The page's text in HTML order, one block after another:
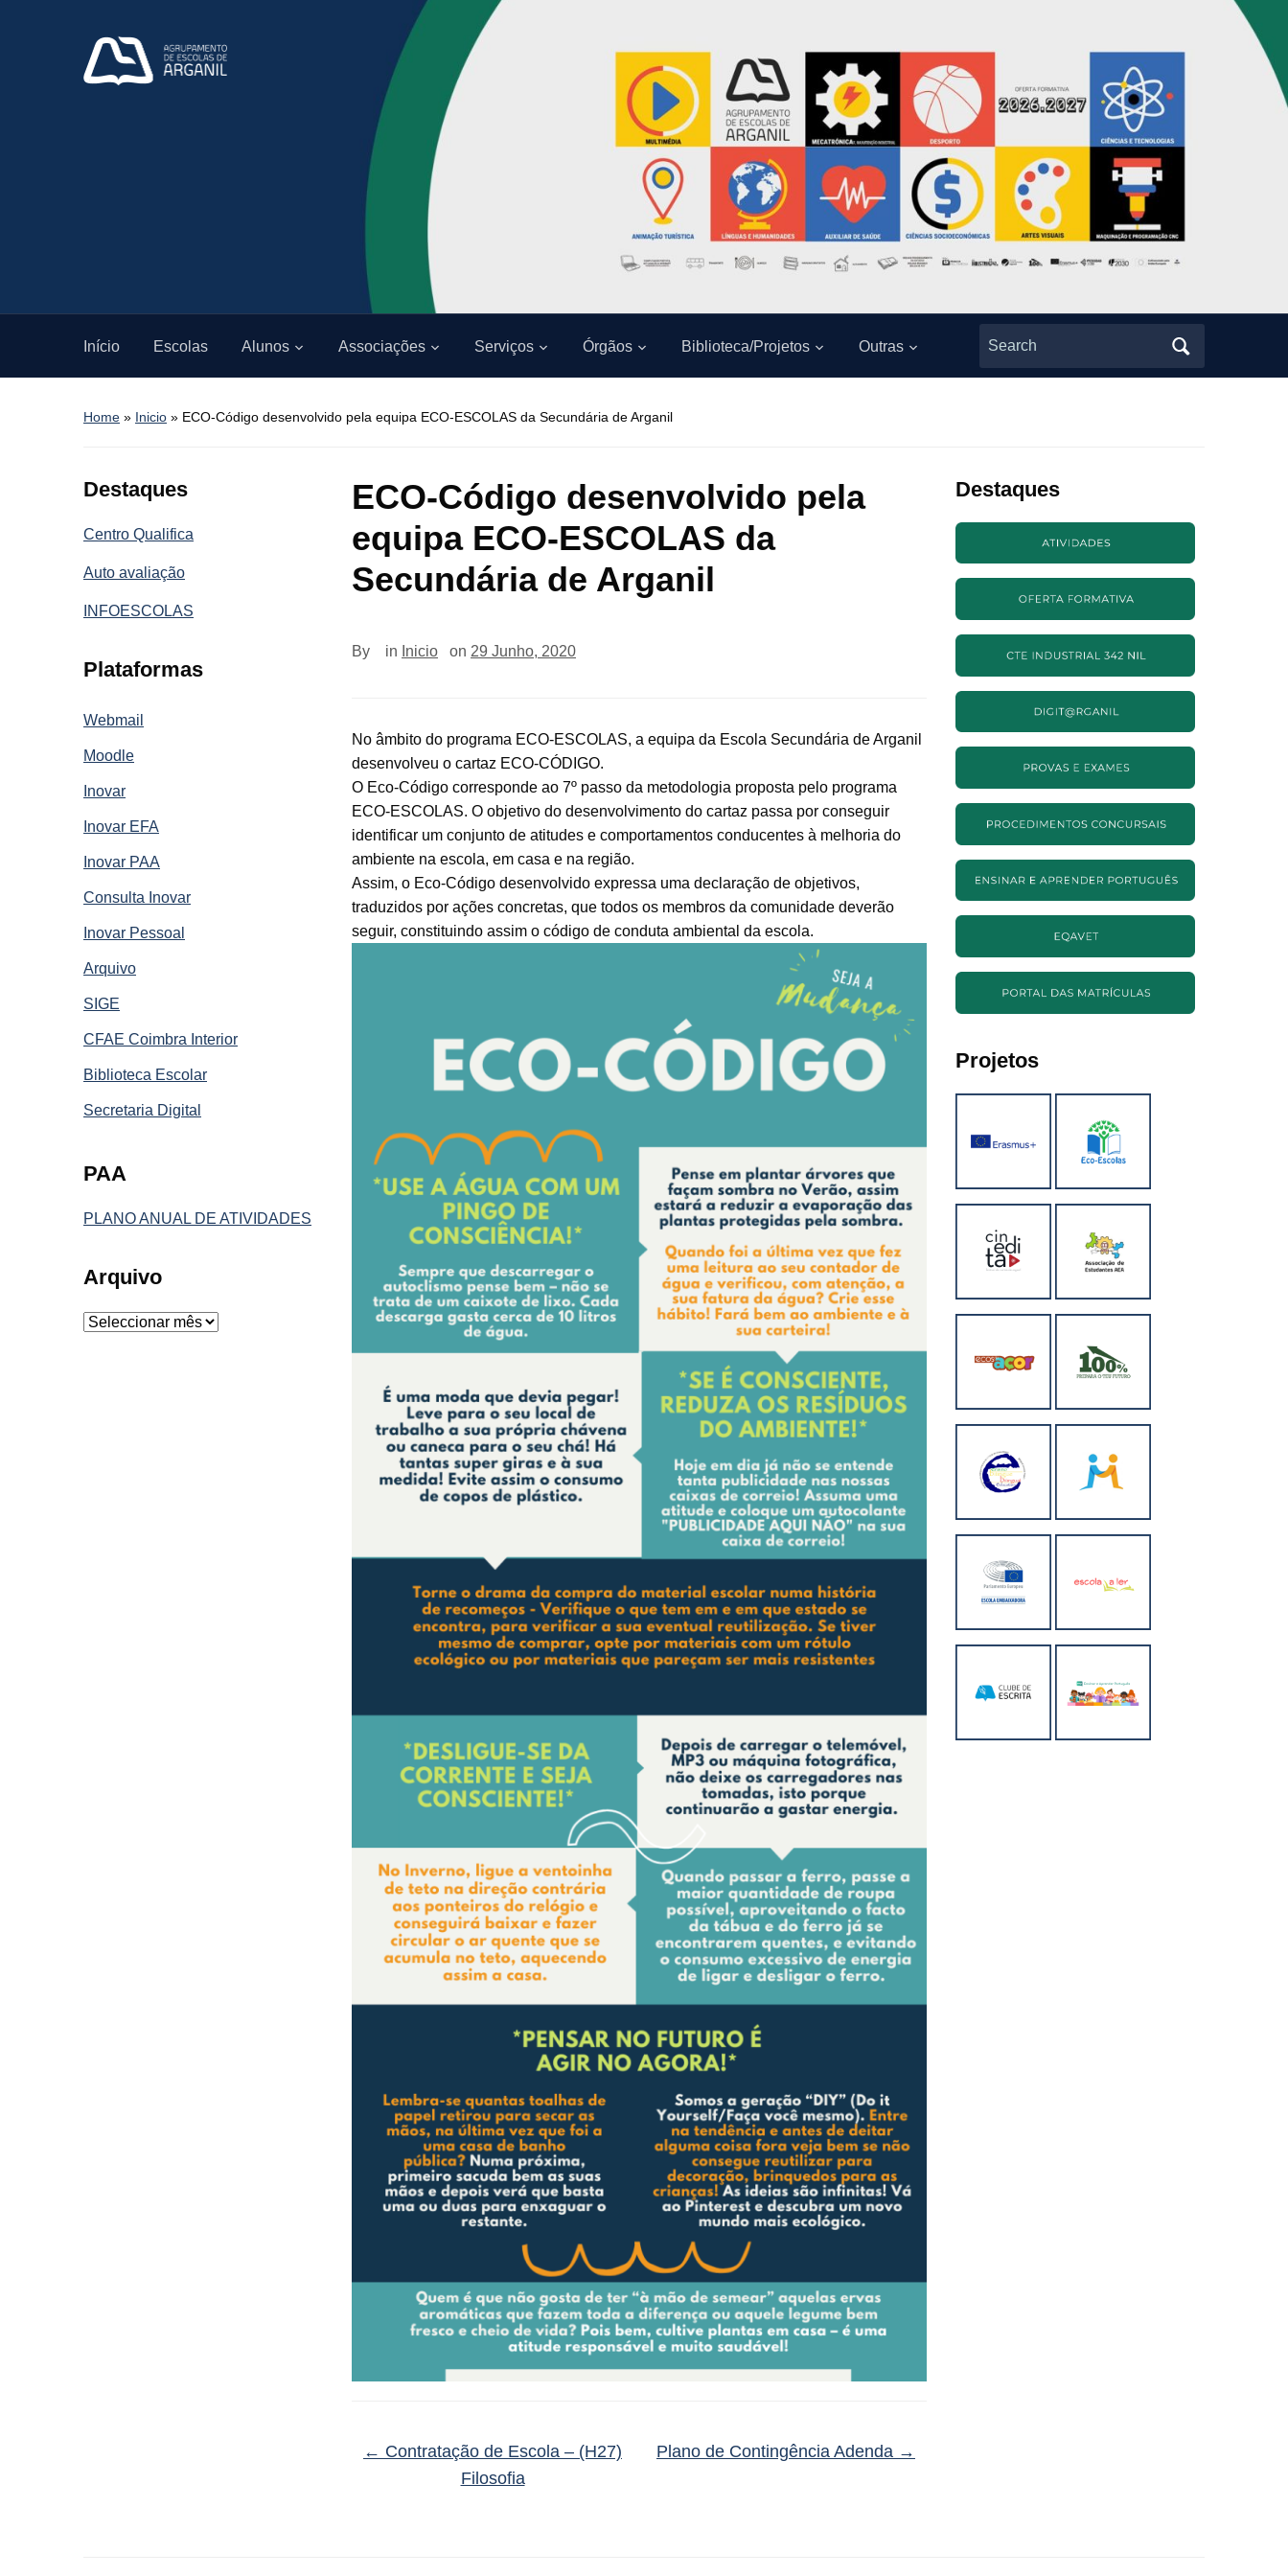
Início Escolas Alunos Associações Serviços Órgãos Biblioteca/Projetos Outras
Search
for:
Home » Inicio » ECO-Código desenvolvido pela equipa ECO-ESCOLAS da Secundária de Arganil
Destaques
Centro Qualifica
Auto avaliação
INFOESCOLAS
Plataformas
Webmail
Moodle
Inovar
Inovar EFA
Inovar PAA
Consulta Inovar
Inovar Pessoal
Arquivo
SIGE
CFAE Coimbra Interior
Biblioteca Escolar
Secretaria Digital
PAA
PLANO ANUAL DE ATIVIDADES
Arquivo
Arquivo
ECO-Código desenvolvido pela
equipa ECO-ESCOLAS da
Secundária de Arganil
By in Inicio on 29 Junho, 2020
No âmbito do programa ECO-ESCOLAS, a equipa da Escola Secundária de Arganil
desenvolveu o cartaz ECO-CÓDIGO.
O Eco-Código corresponde ao 7º passo da metodologia proposta pelo programa
ECO-ESCOLAS. O objetivo do desenvolvimento do cartaz passa por conseguir
identificar um conjunto de atitudes e comportamentos conducentes à melhoria do
ambiente na escola, em casa e na região.
Assim, o Eco-Código desenvolvido expressa uma declaração de objetivos,
traduzidos por ações concretas, que todos os membros da comunidade deverão
seguir, constituindo assim o código de conduta ambiental da escola.
← Contratação de Escola – (H27)
Filosofia
Plano de Contingência Adenda →
Destaques
Projetos